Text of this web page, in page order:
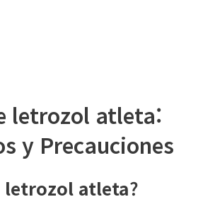
letrozol atleta:
y Precauciones
letrozol atleta?